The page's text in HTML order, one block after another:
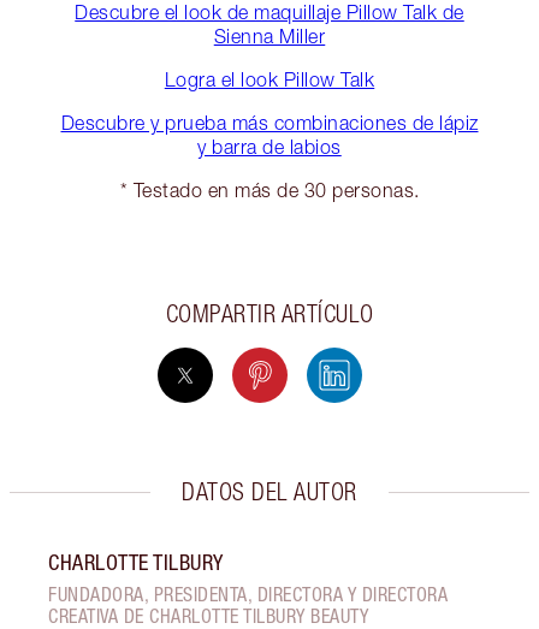
Descubre el look de maquillaje Pillow Talk de
Sienna Miller
Logra el look Pillow Talk
Descubre y prueba más combinaciones de lápiz
y barra de labios
* Testado en más de 30 personas.
COMPARTIR ARTÍCULO
DATOS DEL AUTOR
CHARLOTTE TILBURY
FUNDADORA, PRESIDENTA, DIRECTORA Y DIRECTORA
CREATIVA DE CHARLOTTE TILBURY BEAUTY